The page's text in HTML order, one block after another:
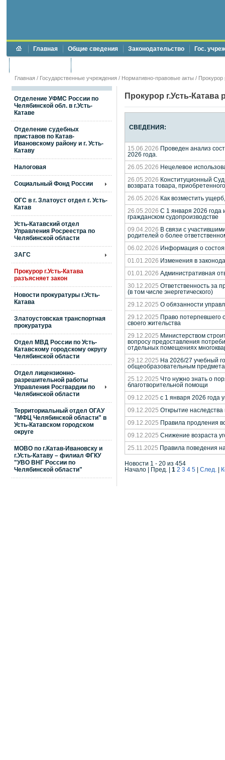
Главная Общие сведения Законодательство Гос.
Главная / Государственные учреждения / Нормативно-правовые акты / Прокурор
Отделение УФМС России по
Челябинской обл. в г.Усть-
Катаве
Отделение судебных
приставов по Катав-
Ивановскому району и г. Усть-
Катаву
Налоговая
Социальный Фонд России
ОГС в г. Златоуст отдел г. Усть-
Катав
Усть-Катавский отдел
Управления Росреестра по
Челябинской области
ЗАГС
Прокурор г.Усть-Катава
разъясняет закон
Новости прокуратуры г.Усть-
Катава
Златоустовская транспортная
прокуратура
Отдел МВД России по Усть-
Катавскому городскому округу
Челябинской области
Отдел лицензионно-
разрешительной работы
Управления Росгвардии по
Челябинской области
Территориальный отдел ОГАУ
"МФЦ Челябинской области" в
Усть-Катавском городском
округе
МОВО по г.Катав-Ивановску и
г.Усть-Катаву – филиал ФГКУ
"УВО ВНГ России по
Челябинской области"
Прокурор г.Усть-Катава
СВЕДЕНИЯ:
15.06.2026 Проведен анализ
2026 года.
26.05.2026 Нецелевое
26.05.2026 Конституционный
возврата товара,
26.05.2026 Как возместить
26.05.2026 С 1 января 2026 года
гражданском судопроизводстве
09.04.2026 В связи с
родителей о более
06.02.2026 Информация о
01.01.2026 Изменения в
01.01.2026 Административная
30.12.2025 Ответственность за
(в том числе энергетического)
29.12.2025 О обязанности
29.12.2025 Право потерпевшего
своего жительства
29.12.2025 Министерством
вопросу предоставления
отдельных помещениях
29.12.2025 На 2026/27 учебный
общеобразовательным
25.12.2025 Что нужно знать о
благотворительной помощи
09.12.2025 с 1 января 2026 года
09.12.2025 Открытие
09.12.2025 Правила продления
09.12.2025 Снижение возраста
25.11.2025 Правила поведения
Новости 1 - 20 из 454
Начало | Пред. | 1 2 3 4 5 След.